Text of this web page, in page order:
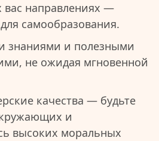
направлениях —
самообразования.
знаниями и полезными
не ожидая мгновенной
качества — будьте
и
высоких моральных